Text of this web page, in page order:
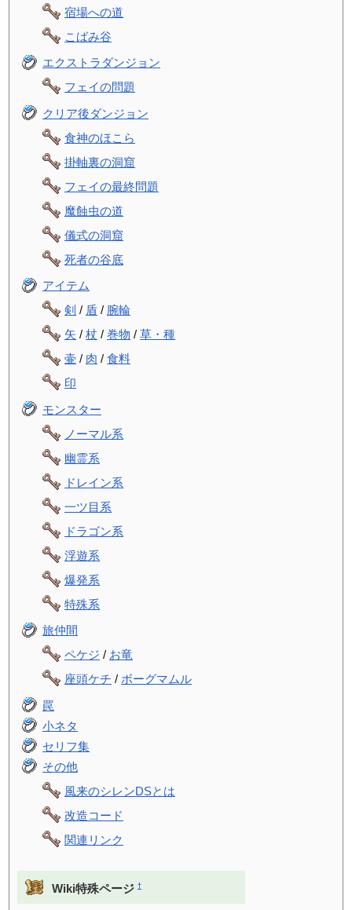
宿場への道
こばみ谷
エクストラダンジョン
フェイの問題
クリア後ダンジョン
食神のほこら
掛軸裏の洞窟
フェイの最終問題
魔蝕虫の道
儀式の洞窟
死者の谷底
アイテム
剣 / 盾 / 腕輪
矢 /杖 /巻物 /草・種
壷 / 肉 /食料
印
モンスター
ノーマル系
幽霊系
ドレイン系
一ツ目系
ドラゴン系
浮遊系
爆発系
特殊系
旅仲間
ペケジ / お竜
座頭ケチ / ボーグマムル
罠
小ネタ
セリフ集
その他
風来のシレンDSとは
改造コード
関連リンク
Wiki特殊ページ †